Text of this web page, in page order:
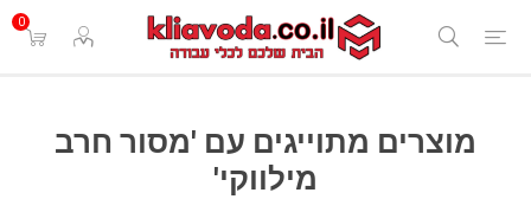
0
מוצרים מתוייגים עם 'מסור חרב
מילווקי'